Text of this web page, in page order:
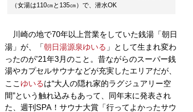
（女湯は110㎝と135㎝）で、潜水OK
川崎の地で70年以上営業をしていた銭湯「朝日
湯」が、「 朝日湯源泉ゆいる 」として生まれ変わ
ったのが’21年3月のこと。昔ながらのスーパー銭
湯やカプセルサウナなどが充実したエリアだが、
ここ ゆいるは“大人の隠れ家的ラグジュアリー空
間”という触れ込みもあって、同年末に発表され
た、週刊SPA！サウナ大賞「行ってよかったサウ